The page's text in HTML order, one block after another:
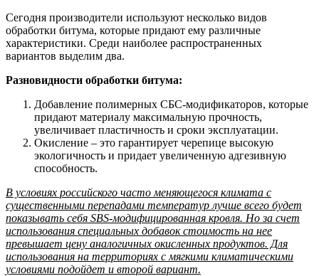
Сегодня производители используют несколько видов
обработки битума, которые придают ему различные
характеристики. Среди наиболее распространенных
вариантов выделим два.
Разновидности обработки битума:
Добавление полимерных СБС-модификаторов, которые
придают материалу максимальную прочность,
увеличивает пластичность и сроки эксплуатации.
Окисление – это гарантирует черепице высокую
экологичность и придает увеличенную адгезивную
способность.
В условиях российского часто меняющегося климата с
существенными перепадами температур лучше всего будет
показывать себя SBS-модифицированная кровля. Но за счет
использования специальных добавок стоимость на нее
превышает цену аналогичных окисленных продуктов. Для
использования на территориях с мягкими климатическими
условиями подойдет и второй вариант.